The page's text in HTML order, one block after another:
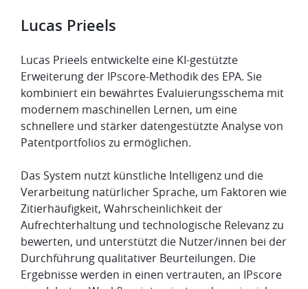
​Lucas Prieels
Lucas Prieels entwickelte eine KI-gestützte
Erweiterung der IPscore-Methodik des EPA. Sie
kombiniert ein bewährtes Evaluierungsschema mit
modernem maschinellen Lernen, um eine
schnellere und stärker datengestützte Analyse von
Patentportfolios zu ermöglichen.
Das System nutzt künstliche Intelligenz und die
Verarbeitung natürlicher Sprache, um Faktoren wie
Zitierhäufigkeit, Wahrscheinlichkeit der
Aufrechterhaltung und technologische Relevanz zu
bewerten, und unterstützt die Nutzer/innen bei der
Durchführung qualitativer Beurteilungen. Die
Ergebnisse werden in einen vertrauten, an IPscore